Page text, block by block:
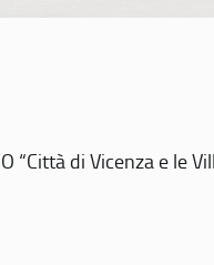
“Città di Vicenza e le